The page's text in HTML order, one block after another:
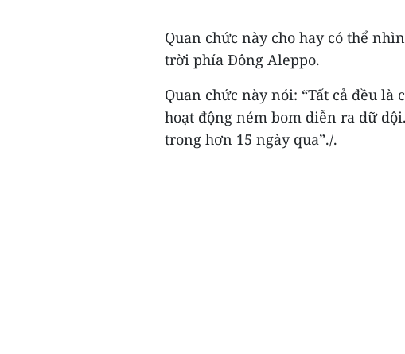
Quan chức này cho hay có thể
trời phía Đông Aleppo.
Quan chức này nói: “Tất cả đều là
hoạt động ném bom diễn ra dữ
trong hơn 15 ngày qua”./.